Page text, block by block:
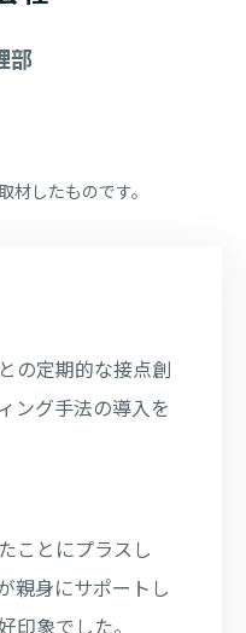
部
したものです。
の定期的な接点創
ング手法の導入を
ことにプラスし
親身にサポートし
印象でした。